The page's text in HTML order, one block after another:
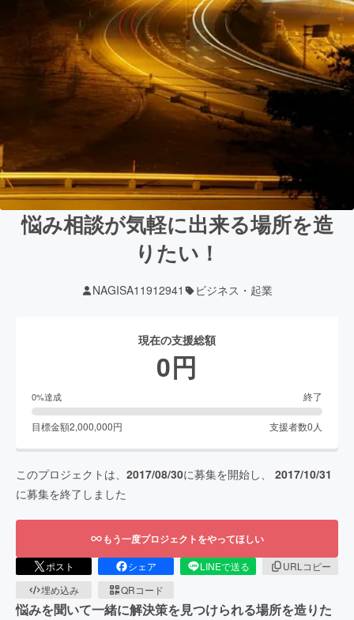
悩み相談が気軽に出来る場所を造
りたい！
NAGISA11912941 ビジネス・起業
現在の支援総額
0円
0%達成 終了
目標金額2,000,000円 支援者数0 人
このプロジェクトは、 2017/08/30に募集を開始し、 2017/10/31
に募集を終了しました
もう一度プロジェクトをやってほしい
ポスト シェア LINEで送る
URLコピー
埋め込み
QRコード
悩みを聞いて一緒に解決策を見つけられる場所を造りた